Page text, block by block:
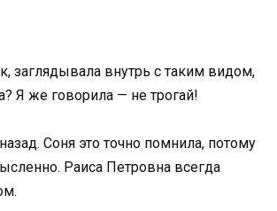
заглядывала внутрь с таким видом,
Я же говорила — не трогай!
Соня это точно помнила, потому
Раиса Петровна всегда